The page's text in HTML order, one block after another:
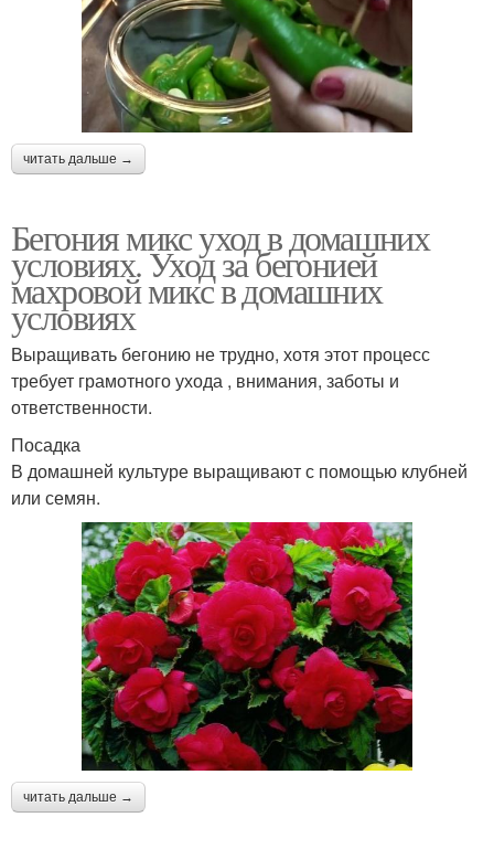
читать дальше →
Бегония микс уход в домашних
условиях. Уход за бегонией
махровой микс в домашних
условиях
Выращивать бегонию не трудно, хотя этот процесс
требует грамотного ухода , внимания, заботы и
ответственности.
Посадка
В домашней культуре выращивают с помощью клубней
или семян.
читать дальше →